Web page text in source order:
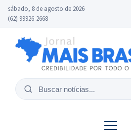
sábado, 8 de agosto de 2026
(62) 99926-2668
Buscar